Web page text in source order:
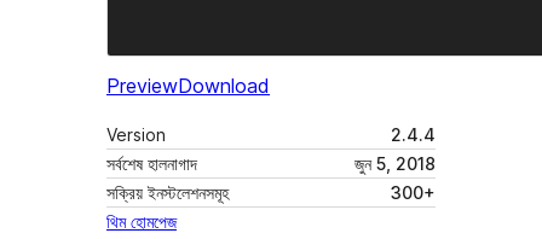
PreviewDownload
Version
2.4.4
সর্বশেষ হালনাগাদ
জুন 5, 2018
সক্রিয় ইনস্টলেশনসমূহ
300+
থিম হোমপেজ